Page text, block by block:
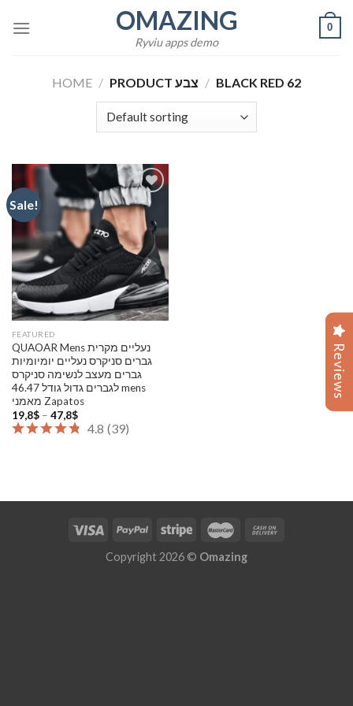
OMAZING
Ryviu apps demo
0
HOME / / BLACK RED 62
Sale!
Add to
wishlist
FEATURED
QUAOAR Mens נעליים מקרית
גברים סניקרס נעליים יומיומיות
גברים מעצב לנשימה סניקרס
לגברים גדול גודל 46.47 mens
מאמני Zapatos
19,8$ – 47,8$Price
range:
19,8$
4.8 (39)
Copyright 2026 © Omazing
Reviews
Reviews